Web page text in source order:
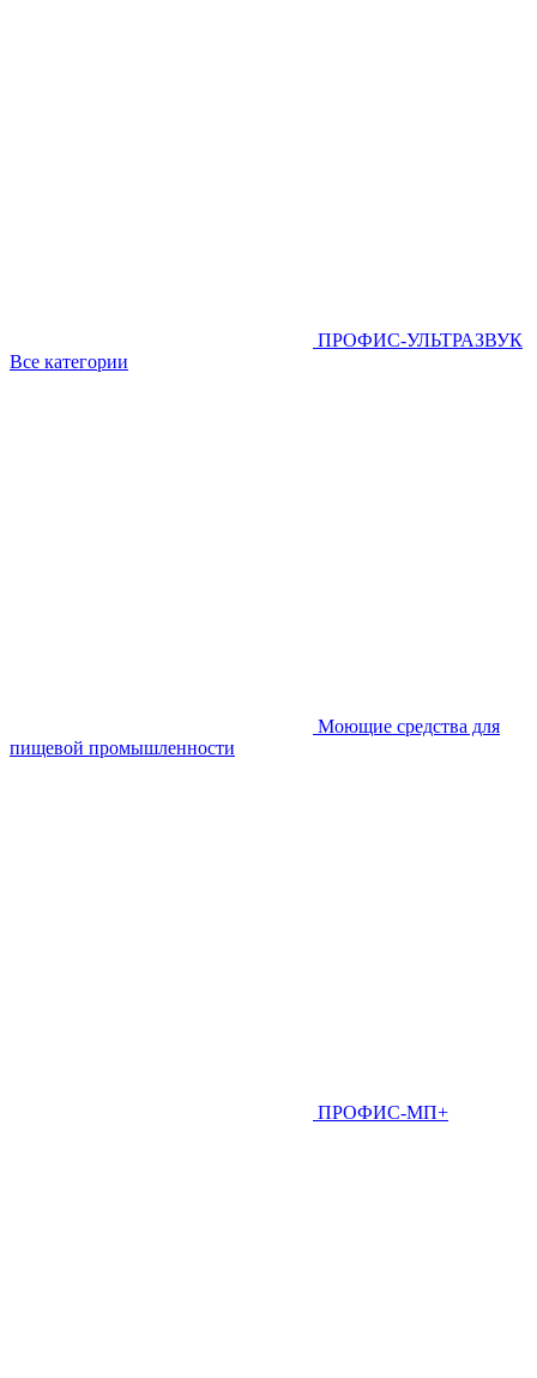
ПРОФИС-УЛЬТРАЗВУК
Все категории
Моющие средства для
пищевой промышленности
ПРОФИС-МП+